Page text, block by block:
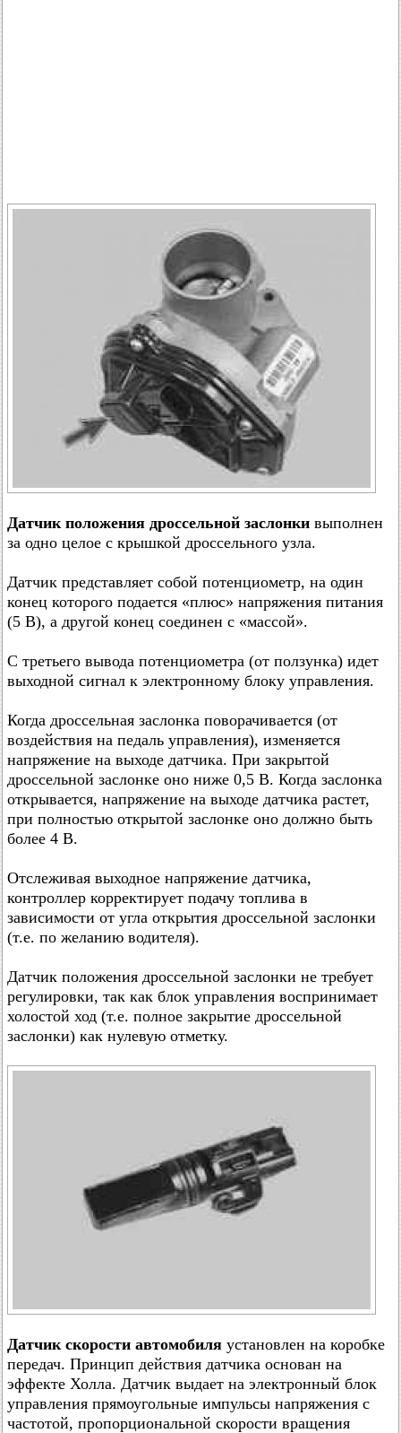
Датчик положения дроссельной заслонки выполнен
за одно целое с крышкой дроссельного узла.
Датчик представляет собой потенциометр, на один
конец которого подается «плюс» напряжения питания
(5 В), а другой конец соединен с «массой».
С третьего вывода потенциометра (от ползунка) идет
выходной сигнал к электронному блоку управления.
Когда дроссельная заслонка поворачивается (от
воздействия на педаль управления), изменяется
напряжение на выходе датчика. При закрытой
дроссельной заслонке оно ниже 0,5 В. Когда заслонка
открывается, напряжение на выходе датчика растет,
при полностью открытой заслонке оно должно быть
более 4 В.
Отслеживая выходное напряжение датчика,
контроллер корректирует подачу топлива в
зависимости от угла открытия дроссельной заслонки
(т.е. по желанию водителя).
Датчик положения дроссельной заслонки не требует
регулировки, так как блок управления воспринимает
холостой ход (т.е. полное закрытие дроссельной
заслонки) как нулевую отметку.
Датчик скорости автомобиля установлен на коробке
передач. Принцип действия датчика основан на
эффекте Холла. Датчик выдает на электронный блок
управления прямоугольные импульсы напряжения с
частотой, пропорциональной скорости вращения